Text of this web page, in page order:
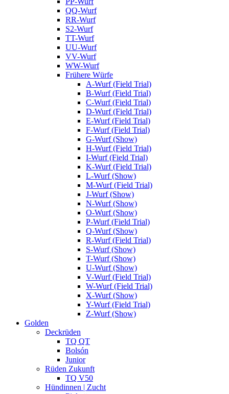
QQ-Wurf
RR-Wurf
S2-Wurf
TT-Wurf
UU-Wurf
VV-Wurf
WW-Wurf
Frühere Würfe
A-Wurf (Field Trial)
B-Wurf (Field Trial)
C-Wurf (Field Trial)
D-Wurf (Field Trial)
E-Wurf (Field Trial)
F-Wurf (Field Trial)
G-Wurf (Show)
H-Wurf (Field Trial)
I-Wurf (Field Trial)
K-Wurf (Field Trial)
L-Wurf (Show)
M-Wurf (Field Trial)
J-Wurf (Show)
N-Wurf (Show)
O-Wurf (Show)
P-Wurf (Field Trial)
Q-Wurf (Show)
R-Wurf (Field Trial)
S-Wurf (Show)
T-Wurf (Show)
U-Wurf (Show)
V-Wurf (Field Trial)
W-Wurf (Field Trial)
X-Wurf (Show)
Y-Wurf (Field Trial)
Z-Wurf (Show)
Golden
Deckrüden
TQ QT
Bolsón
Junior
Rüden Zukunft
TQ V50
Hündinnen | Zucht